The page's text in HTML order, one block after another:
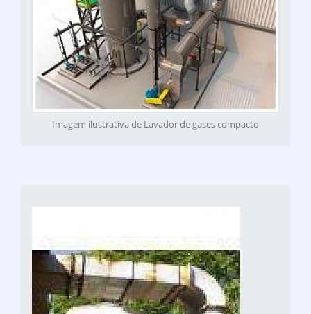
Imagem ilustrativa de Lavador de gases compacto